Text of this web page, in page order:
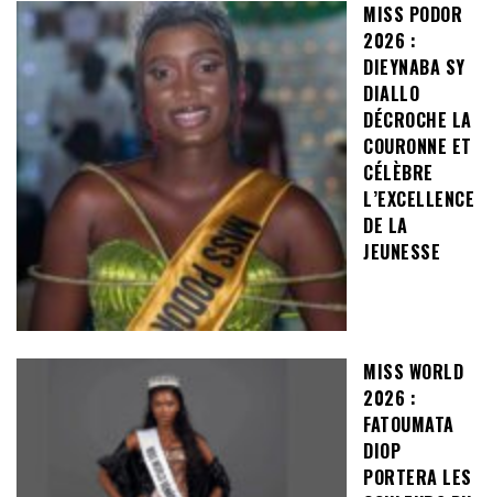
MISS PODOR
2026 :
DIEYNABA SY
DIALLO
DÉCROCHE LA
COURONNE ET
CÉLÈBRE
L’EXCELLENCE
DE LA
JEUNESSE
MISS WORLD
2026 :
FATOUMATA
DIOP
PORTERA LES